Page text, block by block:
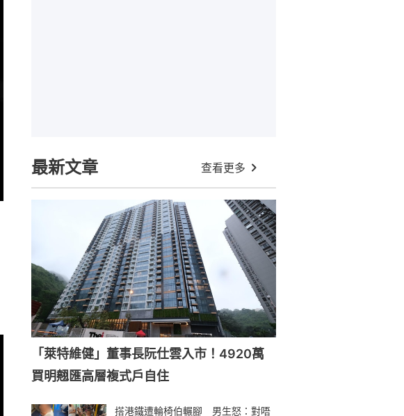
最新文章 查看更多
「萊特維健」董事長阮仕雲入市！4920萬
買明翹匯高層複式戶自住
搭港鐵遭輪椅伯輾腳 男生怒：對唔